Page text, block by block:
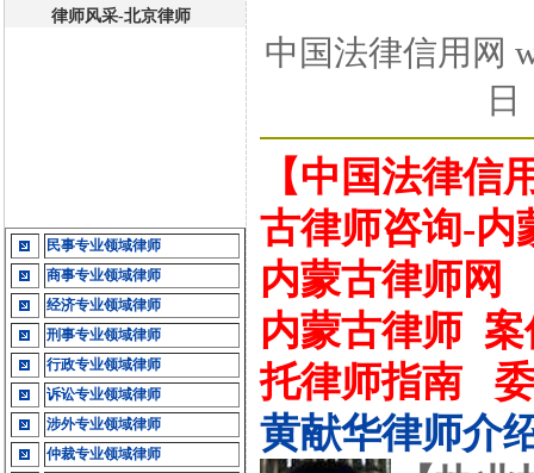
律师风采-北京律师
民事专业领域律师
商事专业领域律师
经济专业领域律师
刑事专业领域律师
行政专业领域律师
诉讼专业领域律师
涉外专业领域律师
仲裁专业领域律师
中国法律信用网
【中国法律信
古律师咨询-内
内蒙古律师网
内蒙古律师 案
托律师指南
黄献华律师介